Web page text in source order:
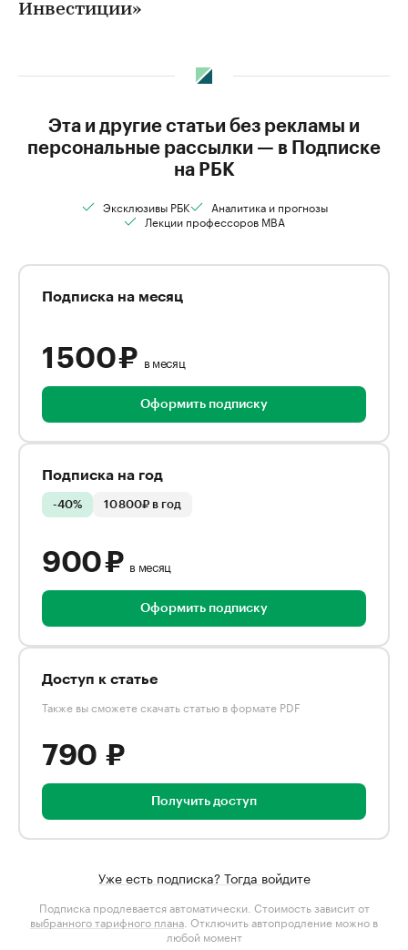
Инвестиции»
Эта и другие статьи без рекламы и
персональные рассылки — в Подписке
на РБК
Эксклюзивы РБК
Аналитика и прогнозы
Лекции профессоров MBA
Подписка на месяц
1 500 ₽ в месяц
Оформить подписку
Подписка на год
-40% 10 800₽ в год
900 ₽ в месяц
Оформить подписку
Доступ к статье
Также вы сможете скачать статью в формате PDF
790 ₽
Получить доступ
Уже есть подписка? Тогда войдите
Подписка продлевается автоматически. Стоимость зависит от
выбранного тарифного плана . Отключить автопродление можно в
любой момент